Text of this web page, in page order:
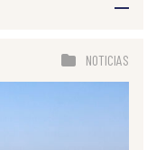
NOTICIAS